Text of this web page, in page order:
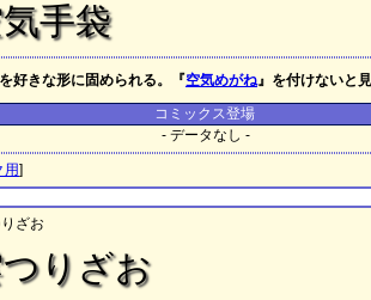
手袋
好きな形に固められる。『空気めがね』を付けないと見
コミックス登場
- データなし -
用]
ざお
りざお